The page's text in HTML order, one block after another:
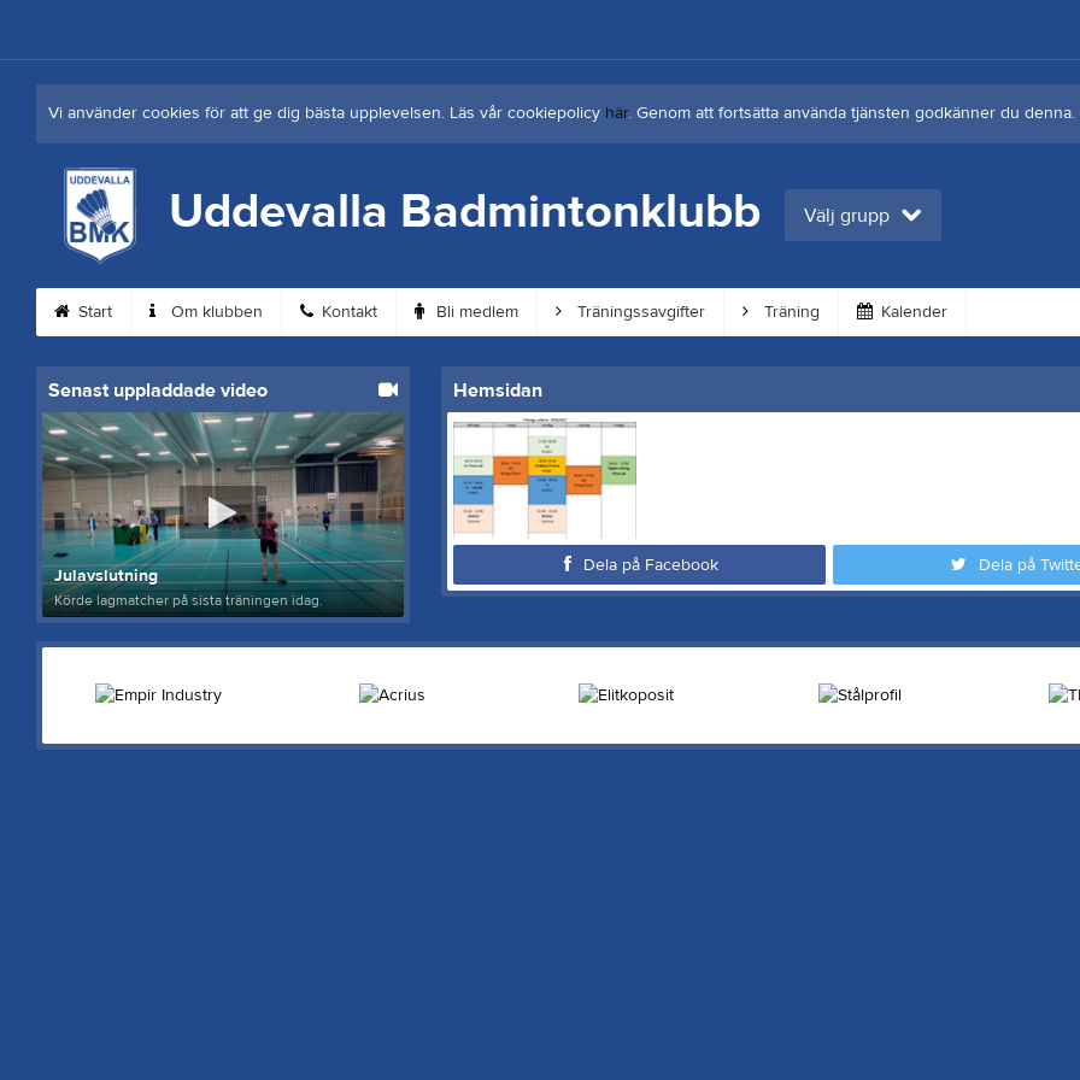
Vi använder cookies för att ge dig bästa upplevelsen. Läs vår cookiepolicy här. Genom att fortsätta använda tjänsten godkänner du denna.
Uddevalla Badmintonklubb Välj grupp
Start Om klubben Kontakt Bli medlem Träningssavgifter Träning Kalender
Senast uppladdade video
Julavslutning
Körde lagmatcher på sista träningen idag.
Hemsidan
Dela på Facebook Dela på